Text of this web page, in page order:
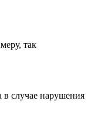
так
в случае нарушения